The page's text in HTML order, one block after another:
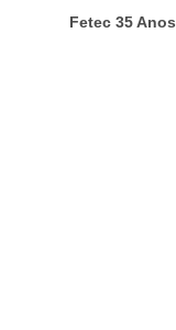
Fetec 35 Anos